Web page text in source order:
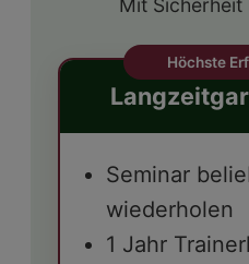
Höchste
Seminar
wiederholen
1 Jahr